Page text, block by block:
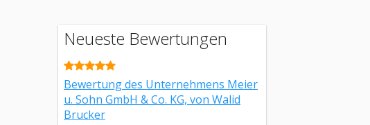
Neueste Bewertungen
Bewertung des Unternehmens Meier
u. Sohn GmbH & Co. KG, von Walid
Brucker